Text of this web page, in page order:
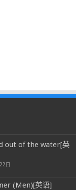
out of the water[英
日
(Men)[英语]